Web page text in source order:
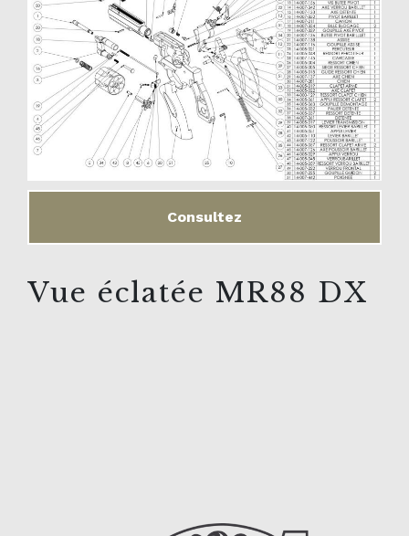
Consultez
Vue éclatée MR88 DX